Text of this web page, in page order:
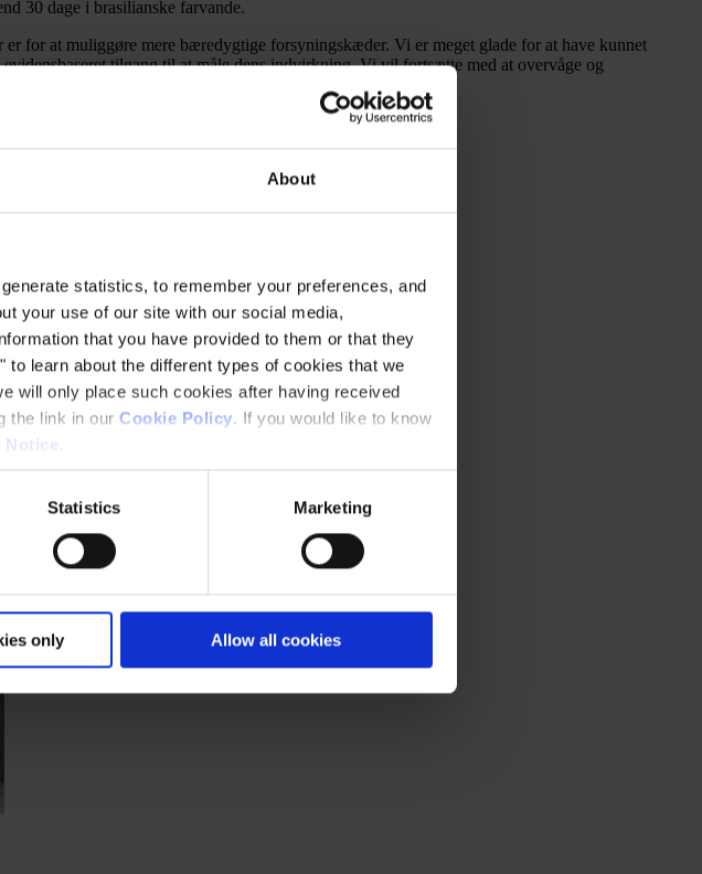
About
statistics, to remember your preferences, and
your use of our site with our social media,
that you have provided to them or that they
learn about the different types of cookies that we
will only place such cookies after having received
the link in our Cookie Policy. If you would like to know
Notice
Statistics Marketing
only Allow all cookies
30 dage i brasilianske farvande.
for at muliggøre mere bæredygtige forsyningskæder. Vi er meget glade for at have kunnet
tilgang til at måle dens indvirkning. Vi vil fortsætte med at overvåge og
og emissionsbesparelser, der opnås.